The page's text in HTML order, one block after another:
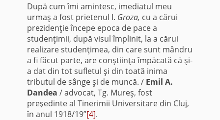
După cum îmi amintesc, imediatul meu
urmaş a fost prietenul I. Groza, cu a cărui
prezidenţie începe epoca de pace a
studenţimii, după visul împlinit, la a cărui
realizare studenţimea, din care sunt mândru
a fi făcut parte, are conştiinţa împăcată că şi-
a dat din tot sufletul şi din toată inima
tributul de sânge şi de muncă. / Emil A.
Dandea / advocat, Tg. Mureş, fost
preşedinte al Tinerimii Universitare din Cluj,
în anul 1918/19”[4].